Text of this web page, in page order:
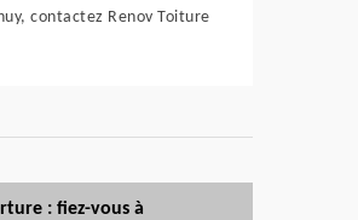
contactez Renov Toiture
: fiez-vous à